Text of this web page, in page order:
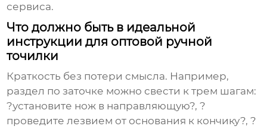
сервиса.
Что должно быть в идеальной
инструкции для оптовой ручной
точилки
Краткость без потери смысла. Например,
раздел по заточке можно свести к трем шагам:
?установите нож в направляющую?, ?
проведите лезвием от основания к кончику?, ?